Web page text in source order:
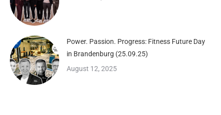
Power. Passion. Progress: Fitness Future Day
in Brandenburg (25.09.25)
August 12, 2025